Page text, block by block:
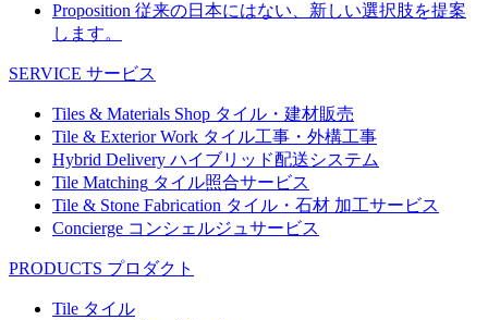
Proposition 従来の日本にはない、新しい選択肢を提案
します。
SERVICE サービス
Tiles & Materials Shop タイル・建材販売
Tile & Exterior Work タイル工事・外構工事
Hybrid Delivery ハイブリッド配送システム
Tile Matching タイル照合サービス
Tile & Stone Fabrication タイル・石材 加工サービス
Concierge コンシェルジュサービス
PRODUCTS プロダクト
Tile タイル